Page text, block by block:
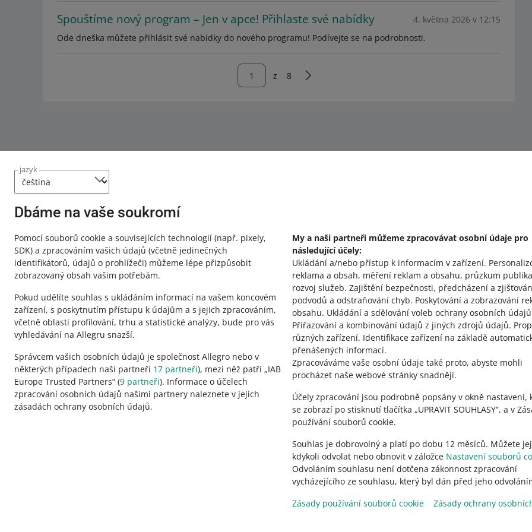
jazyk
Dbáme na vaše soukromí
Pomocí souborů cookie a souvisejících technologií (např. pixely,
SDK) a zpracováním vašich údajů (včetně jedinečných
identifikátorů, údajů o prohlížeči) můžeme lépe přizpůsobit
zobrazovaný obsah vašim potřebám.
Pokud udělíte souhlas s ukládáním informací na vašem koncovém
zařízení, s poskytnutím přístupu k údajům a s jejich zpracováním,
včetně oblasti profilování, trhu a statistické analýzy, bude pro vás
vyhledávání na Allegru snazší.
Správcem vašich osobních údajů je společnost Allegro nebo v
některých případech naši partneři 17 partneři), mezi něž patří „IAB
Europe Trusted Partners“ (9 partneři). Informace o účelech
zpracování osobních údajů našimi partnery naleznete v jejich
zásadách ochrany osobních údajů.
My a naši partneři můžeme zpracovávat osobní údaje pro
následující účely:
Ukládání a/nebo přístup k informacím v zařízení.
reklama a obsah, měření reklam a obsahu, průzkum
rozvoj služeb. Zajištění bezpečnosti, předcházení a
podvodů a odstraňování chyb. Poskytování a zobrazování
obsahu. Ukládání a sdělování voleb ochrany osobních údajů
Přiřazování a kombinování údajů z jiných zdrojů údajů.
různých zařízení. Identifikace zařízení na základě
přenášených informací.
Zpracováváme vaše osobní údaje také proto, abyste mohli
procházet naše webové stránky snadněji.
Účely zpracování jsou podrobně popsány v okně nastavení,
se zobrazí po stisknutí tlačítka „UPRAVIT SOUHLASY“, a v
používání souborů cookie.
Souhlas je dobrovolný a platí po dobu 12 měsíců. Můžete jej
kdykoli odvolat nebo obnovit v záložce Nastavení souborů
Odvoláním souhlasu není dotčena zákonnost zpracování
vycházejícího ze souhlasu, který byl dán před jeho
Zásady používání souborů cookie
Zásady ochrany
Spouštíme nový program – Jen v apce! Přihlaste své nabídky
4. května 2026 v 12:15
Ode dneška můžete přihlásit své nabídky do nového programu! Podívejte se na podrobnosti.
z 8
o allegro.pl
čeština
English
slovenčina
o allegro.cz
polski
čeština
English
slovenčina
o
vzhled: světlý motiv